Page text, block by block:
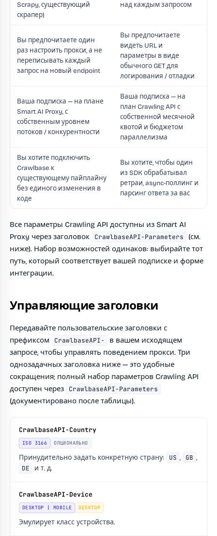
Scrapy, существующий
скрапер)
над каждым запросом
Вы предпочитаете один
раз настроить прокси, а не
переписывать каждый
запрос на новый endpoint
Вы предпочитаете
видеть URL и
параметры в виде
обычного GET для
логирования / отладки
Ваша подписка — на плане
Smart AI Proxy, с
собственным уровнем
потоков / конкурентности
Ваша подписка — на
план Crawling API с
собственной месячной
квотой и бюджетом
параллелизма
Вы хотите подключить
Crawlbase к
существующему пайплайну
без единого изменения в
коде
Вы хотите, чтобы один
из SDK обрабатывал
ретраи, async-поллинг и
парсинг ответа за вас
Все параметры Crawling API доступны из Smart AI
Proxy через заголовок
CrawlbaseAPI-Parameters
(см.
ниже). Набор возможностей одинаков: выбирайте тот
путь, который соответствует вашей подписке и форме
интеграции.
Управляющие заголовки
Передавайте пользовательские заголовки с
префиксом
CrawlbaseAPI-
в вашем исходящем
запросе, чтобы управлять поведением прокси. Три
однозадачных заголовка ниже — это удобные
сокращения; полный набор параметров Crawling API
доступен через
CrawlbaseAPI-Parameters
(документировано после таблицы).
CrawlbaseAPI-Country
ISO 3166 ОПЦИОНАЛЬНО
Принудительно задать конкретную страну: US , GB ,
DE
и т. д.
CrawlbaseAPI-Device
DESKTOP | MOBILE DESKTOP
Эмулирует класс устройства.